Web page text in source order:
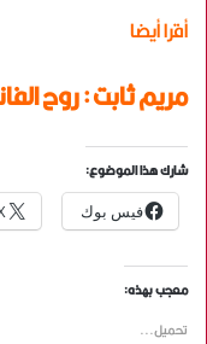
أقرا أيضا
مريم ثابت : روح
شارك هذا الموضوع:
فيس بوك
معجب بهذه:
تحميل...